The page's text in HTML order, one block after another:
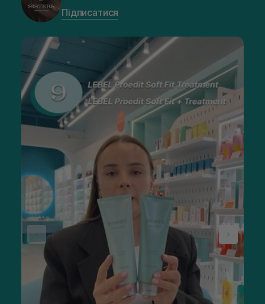
Підписатися